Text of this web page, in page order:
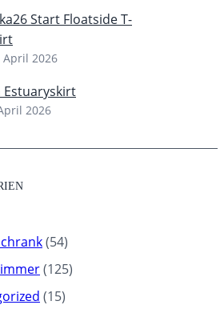
Start Floatside T-
April 2026
Estuaryskirt
2026
(54)
(125)
(15)